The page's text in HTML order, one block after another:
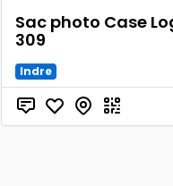
Sac photo Case
309
Indre